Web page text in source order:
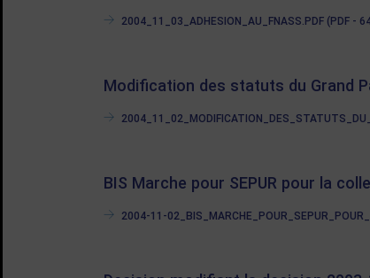
2004_11_03_ADHESION_AU_FNASS.PDF (PDF -
Modification des statuts du Grand
BIS Marche pour SEPUR pour la
2004-11-